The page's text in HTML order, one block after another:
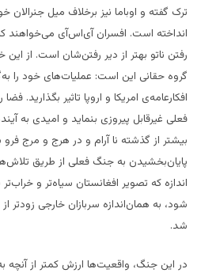
ترک گفته و اوباما نیز برخلاف میل
انداخته است. افسران آی‌اس‌آی می‌خواهند
رفتن ناتو بهتر از دیر رفتن‌شان است. از این
گروه حقانی این است: عملیات‌های خود را
افکارعامه‌ی امریکا و اروپا تاثیر بگذارید.
فعلی غیرقابل پیروزی بنماید و امیدی به
بیشتر از گذشته نا آرام و در هرج و مرج فرو
پایان‌بخشیدن به جنگ فعلی از طریق
اندازه که تصویر افغانستان سیاه‌تر و
شود، به همان‌اندازه سربازان خارجی زودتر
شد.
در این جنگ، واقعیت‌ها ارزش کمتر از آنچه